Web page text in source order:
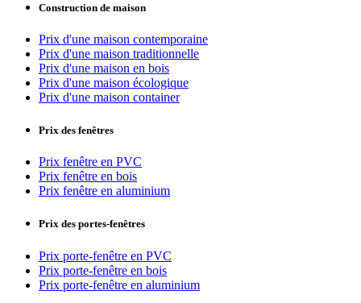
Construction de maison
Prix d'une maison contemporaine
Prix d'une maison traditionnelle
Prix d'une maison en bois
Prix d'une maison écologique
Prix d'une maison container
Prix des fenêtres
Prix fenêtre en PVC
Prix fenêtre en bois
Prix fenêtre en aluminium
Prix des portes-fenêtres
Prix porte-fenêtre en PVC
Prix porte-fenêtre en bois
Prix porte-fenêtre en aluminium